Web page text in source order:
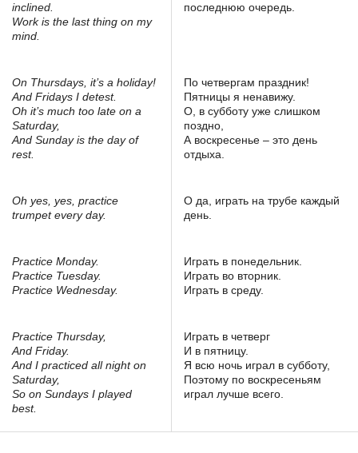
inclined.
Work is the last thing on my
mind.
последнюю очередь.
On Thursdays, it’s a holiday!
And Fridays I detest.
Oh it’s much too late on a
Saturday,
And Sunday is the day of
rest.
По четвергам праздник!
Пятницы я ненавижу.
О, в субботу уже слишком
поздно,
А воскресенье – это день
отдыха.
Oh yes, yes, practice
trumpet every day.
О да, играть на трубе каждый
день.
Practice Monday.
Practice Tuesday.
Practice Wednesday.
Играть в понедельник.
Играть во вторник.
Играть в среду.
Practice Thursday,
And Friday.
And I practiced all night on
Saturday,
So on Sundays I played
best.
Играть в четверг
И в пятницу.
Я всю ночь играл в субботу,
Поэтому по воскресеньям
играл лучше всего.